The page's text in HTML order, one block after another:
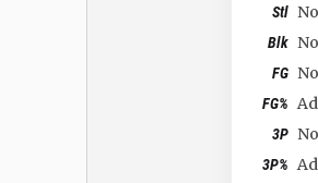
Stl
Blk
FG
FG%
3P
3P%